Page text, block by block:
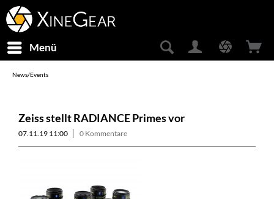
Menü
News/Events
Zeiss stellt RADIANCE Primes vor
07.11.19 11:00 0 Kommentare